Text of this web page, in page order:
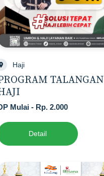
Haji
TALANGAN
Mulai - Rp. 2.000
Detail